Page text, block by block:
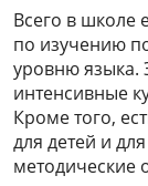
Всего в школе
по изучению
уровню языка.
интенсивные
Кроме того,
для детей и
методические